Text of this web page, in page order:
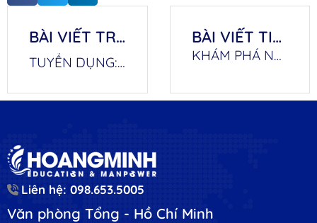
BÀI VIẾT TRƯỚC
TUYỂN DỤNG: CHUYÊN VIÊN HỒ SƠ ĐỐI NGOẠI – DU HỌC ĐÀI LOAN
BÀI VIẾT TIẾP THEO
KHÁM PHÁ NEW ZEALAND – ĐẤT NƯỚC CỦA CƠ HỘI VÀ KHÁT VỌNG
Liên hệ: 098.653.5005
Văn phòng Tổng - Hồ Chí Minh